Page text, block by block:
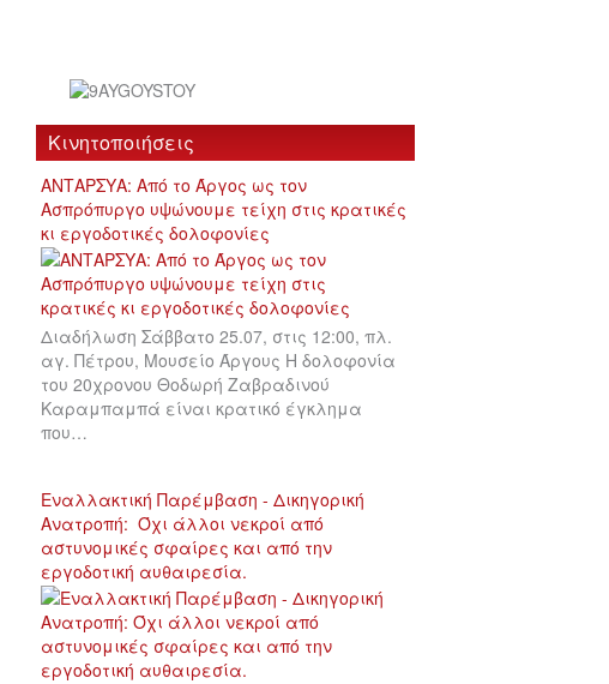
Κινητοποιήσεις
ΑΝΤΑΡΣΥΑ: Από το Άργος ως τον
Ασπρόπυργο υψώνουμε τείχη στις κρατικές
κι εργοδοτικές δολοφονίες
Διαδήλωση Σάββατο 25.07, στις 12:00, πλ.
αγ. Πέτρου, Μουσείο Άργους Η δολοφονία
του 20χρονου Θοδωρή Ζαβραδινού
Καραμπαμπά είναι κρατικό έγκλημα
που…
Εναλλακτική Παρέμβαση - Δικηγορική
Ανατροπή: Όχι άλλοι νεκροί από
αστυνομικές σφαίρες και από την
εργοδοτική αυθαιρεσία.